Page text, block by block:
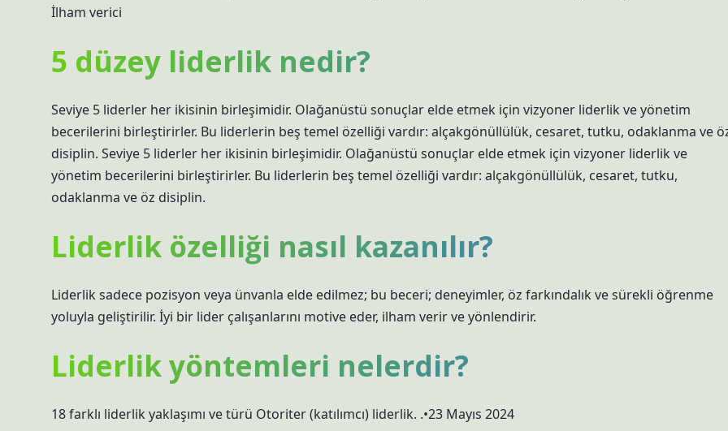
İlham verici
5 düzey liderlik nedir?
Seviye 5 liderler her ikisinin birleşimidir. Olağanüstü sonuçlar elde etmek için vizyoner liderlik ve yönetim
becerilerini birleştirirler. Bu liderlerin beş temel özelliği vardır: alçakgönüllülük, cesaret, tutku, odaklanma ve
disiplin. Seviye 5 liderler her ikisinin birleşimidir. Olağanüstü sonuçlar elde etmek için vizyoner liderlik ve
yönetim becerilerini birleştirirler. Bu liderlerin beş temel özelliği vardır: alçakgönüllülük, cesaret, tutku,
odaklanma ve öz disiplin.
Liderlik özelliği nasıl kazanılır?
Liderlik sadece pozisyon veya ünvanla elde edilmez; bu beceri; deneyimler, öz farkındalık ve sürekli öğrenme
yoluyla geliştirilir. İyi bir lider çalışanlarını motive eder, ilham verir ve yönlendirir.
Liderlik yöntemleri nelerdir?
18 farklı liderlik yaklaşımı ve türü Otoriter (katılımcı) liderlik. .•23 Mayıs 2024